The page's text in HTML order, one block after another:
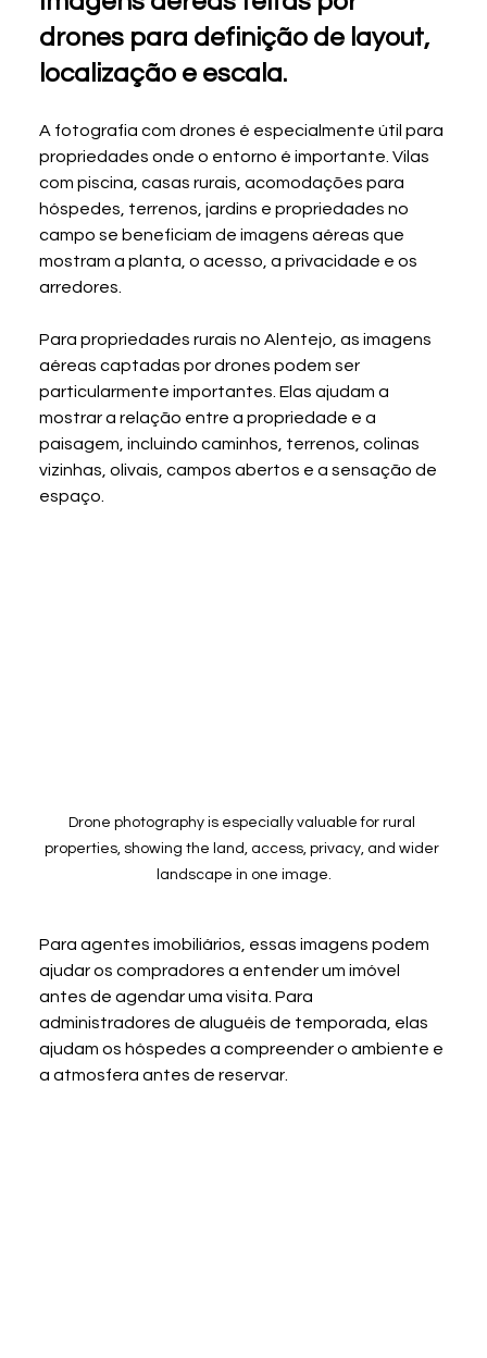
drones para definição de layout,
localização e escala.
A fotografia com drones é especialmente útil para
propriedades onde o entorno é importante. Vilas
com piscina, casas rurais, acomodações para
hóspedes, terrenos, jardins e propriedades no
campo se beneficiam de imagens aéreas que
mostram a planta, o acesso, a privacidade e os
arredores.
Para propriedades rurais no Alentejo, as imagens
aéreas captadas por drones podem ser
particularmente importantes. Elas ajudam a
mostrar a relação entre a propriedade e a
paisagem, incluindo caminhos, terrenos, colinas
vizinhas, olivais, campos abertos e a sensação de
espaço.
Drone photography is especially valuable for rural
properties, showing the land, access, privacy, and wider
landscape in one image.
Para agentes imobiliários, essas imagens podem
ajudar os compradores a entender um imóvel
antes de agendar uma visita. Para
administradores de aluguéis de temporada, elas
ajudam os hóspedes a compreender o ambiente e
a atmosfera antes de reservar.